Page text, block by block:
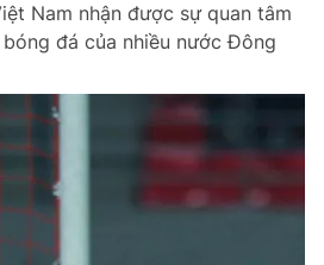
Nam nhận được sự quan tâm
đá của nhiều nước Đông